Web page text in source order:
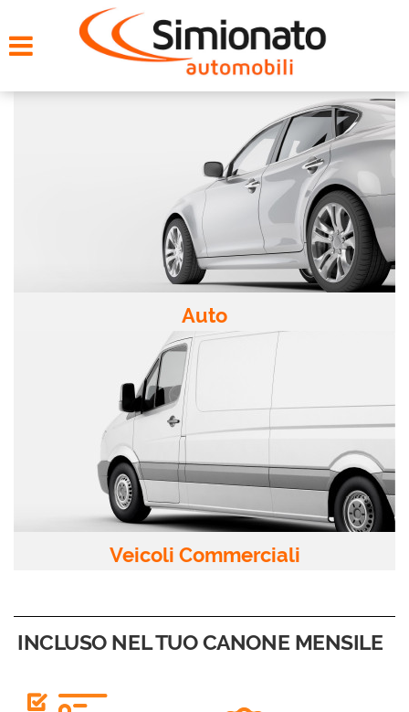
AREA COMMERCIANTI
Auto
Veicoli Commerciali
INCLUSO NEL TUO CANONE MENSILE